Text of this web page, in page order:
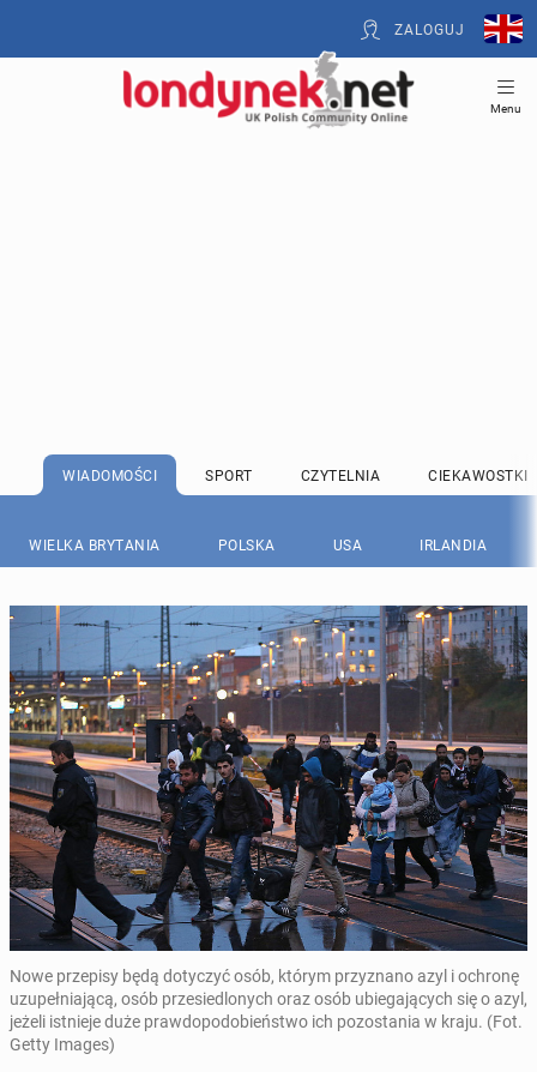
ZALOGUJ
Menu
WIADOMOŚCI SPORT CZYTELNIA CIEKAWOSTKI
WIELKA BRYTANIA POLSKA USA IRLANDIA
Nowe przepisy będą dotyczyć osób, którym przyznano azyl i ochronę
uzupełniającą, osób przesiedlonych oraz osób ubiegających się o azyl,
jeżeli istnieje duże prawdopodobieństwo ich pozostania w kraju. (Fot.
Getty Images)